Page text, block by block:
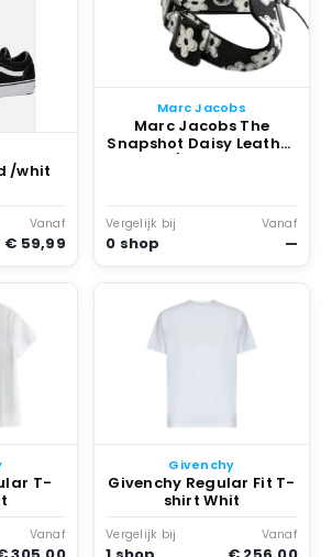
/whit
Vanaf
€ 59,99
Marc Jacobs
Marc Jacobs The
Snapshot Daisy Leather
Vergelijk bij
0 shop
Vanaf
—
T-
Vanaf
Givenchy
Givenchy Regular Fit T-
shirt Whit
Vergelijk bij Vanaf